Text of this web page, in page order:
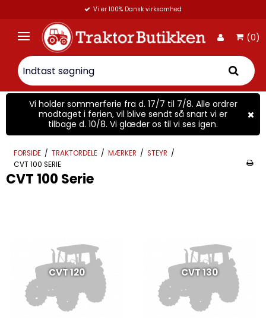
Vi er 100% Dansk virksomhed
(0)
Vi holder sommerferie fra d. 17/7 til 7/8. Alle ordrer
modtaget i ferien, vil blive sendt så snart vi er
tilbage d. 10/8. Vi glæder os til vi ses igen.
FORSIDE / TRAKTORDELE / MÆRKER / STEYR /
CVT 100 SERIE
CVT 100 Serie
CVT 120 CVT 130